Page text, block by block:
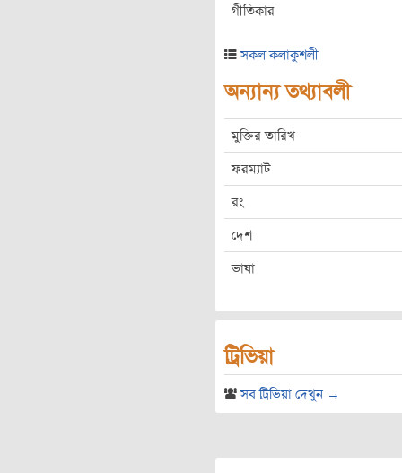
গীতিকার
সকল কলাকুশলী
অন্যান্য তথ্যাবলী
মুক্তির তারিখ
ফরম্যাট
রং
দেশ
ভাষা
ট্রিভিয়া
সব ট্রিভিয়া দেখুন →